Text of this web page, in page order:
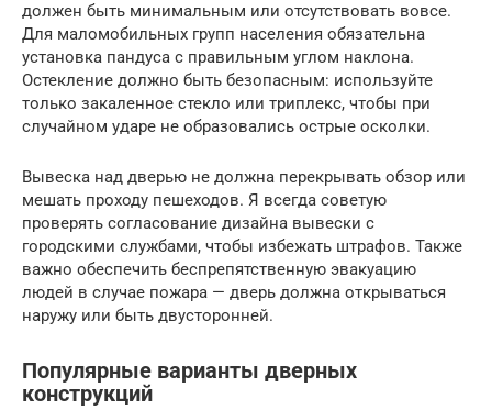
должен быть минимальным или отсутствовать вовсе.
Для маломобильных групп населения обязательна
установка пандуса с правильным углом наклона.
Остекление должно быть безопасным: используйте
только закаленное стекло или триплекс, чтобы при
случайном ударе не образовались острые осколки.
Вывеска над дверью не должна перекрывать обзор или
мешать проходу пешеходов. Я всегда советую
проверять согласование дизайна вывески с
городскими службами, чтобы избежать штрафов. Также
важно обеспечить беспрепятственную эвакуацию
людей в случае пожара — дверь должна открываться
наружу или быть двусторонней.
Популярные варианты дверных
конструкций